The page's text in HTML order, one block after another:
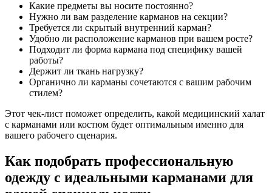
Какие предметы вы носите постоянно?
Нужно ли вам разделение карманов на секции?
Требуется ли скрытый внутренний карман?
Удобно ли расположение карманов при вашем росте?
Подходит ли форма кармана под специфику вашей
работы?
Держит ли ткань нагрузку?
Органично ли карманы сочетаются с вашим рабочим
стилем?
Этот чек-лист поможет определить, какой медицинский халат
с карманами или костюм будет оптимальным именно для
вашего рабочего сценария.
Как подобрать профессиональную
одежду с идеальными карманами для